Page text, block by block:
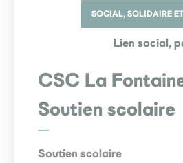
CSC La
Soutien scolaire
Soutien scolaire
SOCIAL, SOLIDAIRE
Lien social,